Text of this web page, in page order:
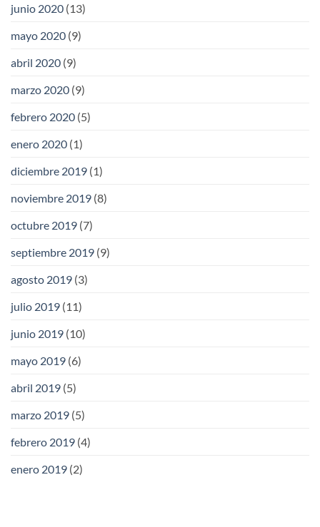
junio 2020 (13)
mayo 2020 (9)
abril 2020 (9)
marzo 2020 (9)
febrero 2020 (5)
enero 2020 (1)
diciembre 2019 (1)
noviembre 2019 (8)
octubre 2019 (7)
septiembre 2019 (9)
agosto 2019 (3)
julio 2019 (11)
junio 2019 (10)
mayo 2019 (6)
abril 2019 (5)
marzo 2019 (5)
febrero 2019 (4)
enero 2019 (2)